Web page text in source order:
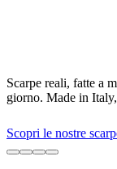
Scarpe reali, fatte a
giorno. Made in
Scopri le nostre